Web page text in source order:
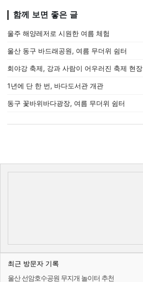
함께 보면 좋은 글
울주 해양레저로 시원한 여름 체험
울산 동구 바드래공원, 여름 무더위 쉼터
회야강 축제, 강과 사람이 어우러진 축제 현장
1년에 단 한 번, 바다도서관 개관
동구 꽃바위바다광장, 여름 무더위 쉼터
최근 방문자 기록
울산 선암호수공원 무지개 놀이터 추천